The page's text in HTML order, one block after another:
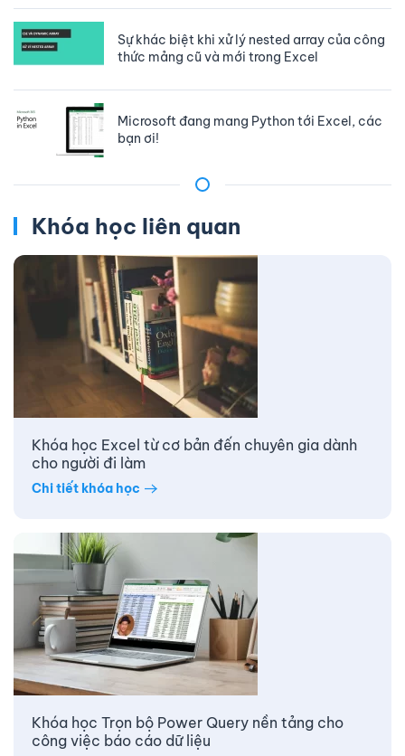
Sự khác biệt khi xử lý nested array của công
thức mảng cũ và mới trong Excel
Microsoft đang mang Python tới Excel, các
bạn ơi!
Khóa học liên quan
Khóa học Excel từ cơ bản đến chuyên gia dành
cho người đi làm
Chi tiết khóa học
Khóa học Trọn bộ Power Query nền tảng cho
công việc báo cáo dữ liệu